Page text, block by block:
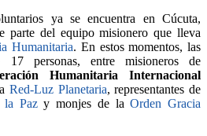
ya se encuentra en Cúcuta,
parte del equipo misionero que lleva
Humanitaria. En estos momentos, las
personas, entre misioneros de
Humanitaria Internacional
Red-Luz Planetaria, representantes de
la Pazy monjes de laOrden Gracia